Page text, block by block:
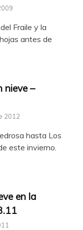
Fraile y la
antes de
nieve –
2012
hasta Los
este invierno.
en la